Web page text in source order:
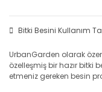
Bitki Besini Kullanım
UrbanGarden olarak
özelleşmiş bir hazır bitki
etmeniz gereken besin